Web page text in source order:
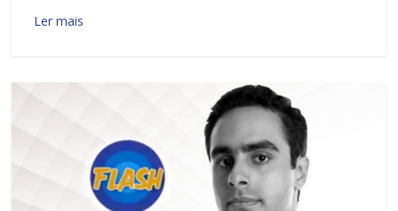
Ler mais